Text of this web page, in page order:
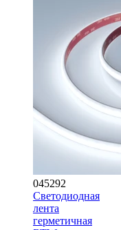
045292
Светодиодная
лента
герметичная